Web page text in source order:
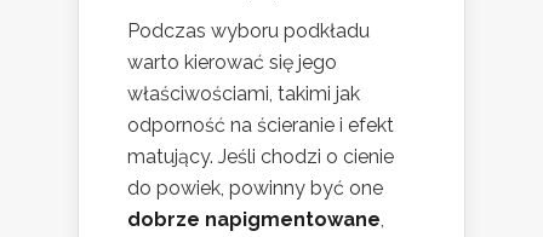
Podczas wyboru podkładu
warto kierować się jego
właściwościami, takimi jak
odporność na ścieranie i efekt
matujący. Jeśli chodzi o cienie
do powiek, powinny być one
dobrze napigmentowane